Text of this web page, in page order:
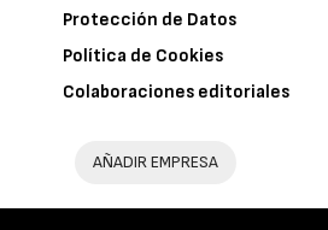
Protección de Datos
Política de Cookies
Colaboraciones editoriales
AÑADIR EMPRESA